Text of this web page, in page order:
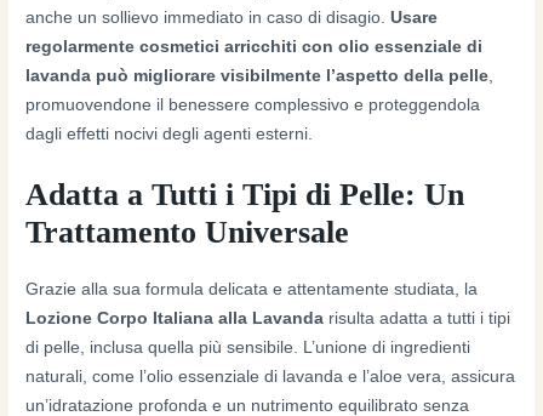
anche un sollievo immediato in caso di disagio.Usare
regolarmente cosmetici arricchiti con olio essenziale di
lavanda può migliorare visibilmente l’aspetto della pelle
promuovendone il benessere complessivo e proteggendola
dagli effetti nocivi degli agenti esterni.
Adatta a Tutti i Tipi di Pelle: Un
Trattamento Universale
Grazie alla sua formula delicata e attentamente studiata, la
Lozione Corpo Italiana alla Lavanda risulta adatta a tutti i tipi
di pelle, inclusa quella più sensibile. L’unione di ingredienti
naturali, come l’olio essenziale di lavanda e l’aloe vera, assicura
un’idratazione profonda e un nutrimento equilibrato senza